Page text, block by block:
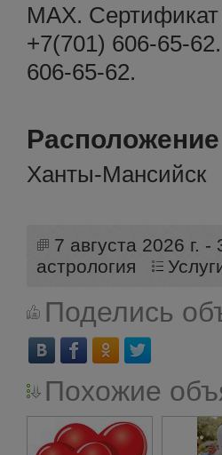
МАХ.
+7(701) 606-65-
606-65-62.
Расположение
Ханты-Мансийск
7 августа 2026 г.
астрология
Поделись
Похожие